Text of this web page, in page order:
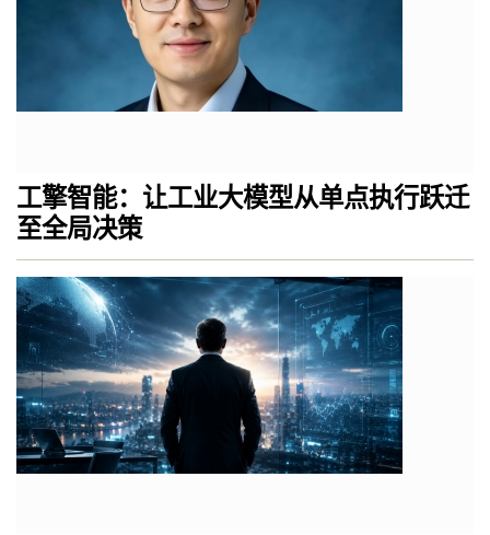
工擎智能：让工业大模型从单点执行跃迁
至全局决策